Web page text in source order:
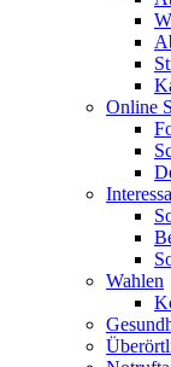
Online
Wahlen